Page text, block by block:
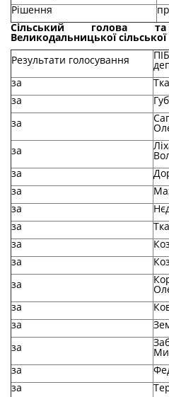
Рішення
Сільський голова
Великодальницької
Результати голосування
за
за
за
за
за
за
за
за
за
за
за
за
за
за
за
за